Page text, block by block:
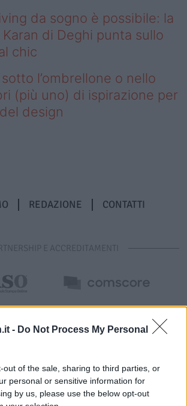
- Do Not Process My Personal
out of the sale, sharing to third parties, or
personal or sensitive information for
by us, please use the below opt-out
da sogno è possibile: la
di Deghi punta sullo
chic
l’ombrellone o nello
(più uno) di ispirazione per
design
REDAZIONE CONTATTI
E ACCREDITAMENTI
Design - P.IVA 04827280654 - Testata